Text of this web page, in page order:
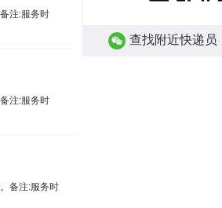
注:服务时
注:服务时
备注:服务时
查找附近快递员